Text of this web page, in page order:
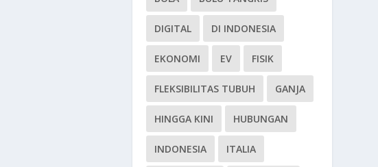
DIGITAL DI INDONESIA
EKONOMI EV FISIK
FLEKSIBILITAS TUBUH GANJA
HINGGA KINI HUBUNGAN
INDONESIA ITALIA